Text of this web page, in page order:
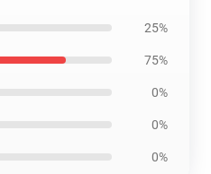
25%
75%
0%
0%
0%